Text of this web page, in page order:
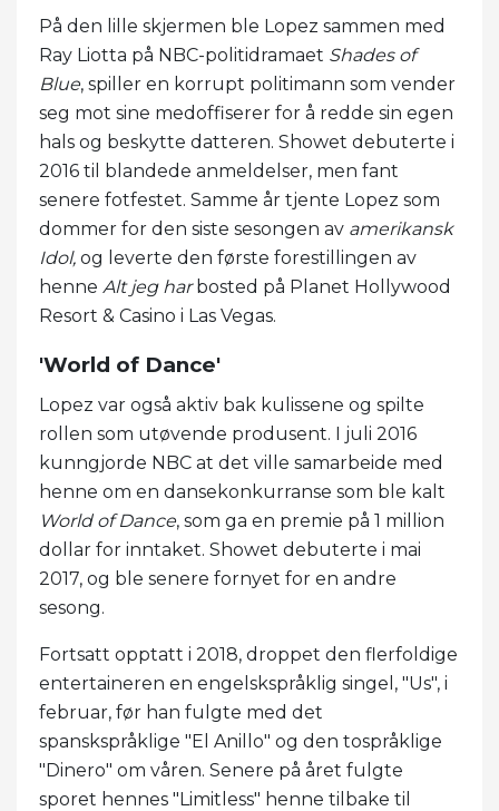
På den lille skjermen ble Lopez sammen med
Ray Liotta på NBC-politidramaet Shades of
Blue, spiller en korrupt politimann som vender
seg mot sine medoffiserer for å redde sin egen
hals og beskytte datteren. Showet debuterte i
2016 til blandede anmeldelser, men fant
senere fotfestet. Samme år tjente Lopez som
dommer for den siste sesongen av amerikansk
Idol, og leverte den første forestillingen av
henne Alt jeg harbosted på Planet Hollywood
Resort & Casino i Las Vegas.
'World of Dance'
Lopez var også aktiv bak kulissene og spilte
rollen som utøvende produsent. I juli 2016
kunngjorde NBC at det ville samarbeide med
henne om en dansekonkurranse som ble kalt
World of Dance, som ga en premie på 1 million
dollar for inntaket. Showet debuterte i mai
2017, og ble senere fornyet for en andre
sesong.
Fortsatt opptatt i 2018, droppet den flerfoldige
entertaineren en engelskspråklig singel, "Us", i
februar, før han fulgte med det
spanskspråklige "El Anillo" og den tospråklige
"Dinero" om våren. Senere på året fulgte
sporet hennes "Limitless" henne tilbake til